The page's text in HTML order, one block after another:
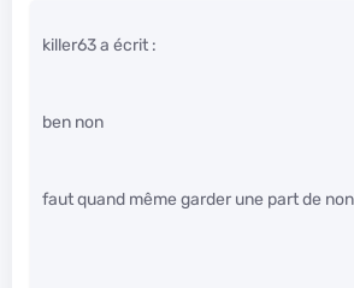
killer63 a écrit :
ben non
faut quand même garder une part de